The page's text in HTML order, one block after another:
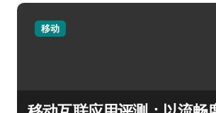
移动